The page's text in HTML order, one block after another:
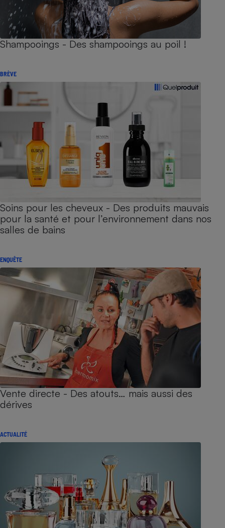
Shampooings - Des shampooings au poil !
BRÈVE
Soins pour les cheveux - Des produits mauvais
pour la santé et pour l’environnement dans nos
salles de bains
ENQUÊTE
Vente directe - Des atouts… mais aussi des
dérives
ACTUALITÉ